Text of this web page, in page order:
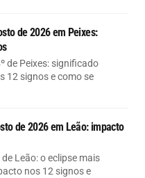
de 2026 em Peixes:
de Peixes: significado
12 signos e como se
de 2026 em Leão: impacto
Leão: o eclipse mais
nos 12 signos e